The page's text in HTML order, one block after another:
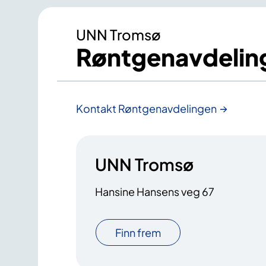
UNN Tromsø
Kontakt Røntgenavdelingen
UNN Tromsø
Hansine Hansens veg 67
Finn frem